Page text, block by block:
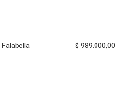
Falabella $ 989.000,00